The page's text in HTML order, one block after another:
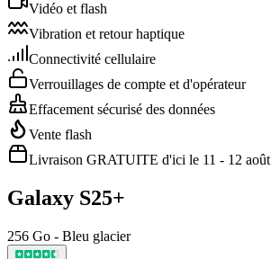
Vidéo et flash
Vibration et retour haptique
Connectivité cellulaire
Verrouillages de compte et d'opérateur
Effacement sécurisé des données
Vente flash
Livraison GRATUITE d'ici le 11 - 12 août
Galaxy S25+
256 Go - Bleu glacier